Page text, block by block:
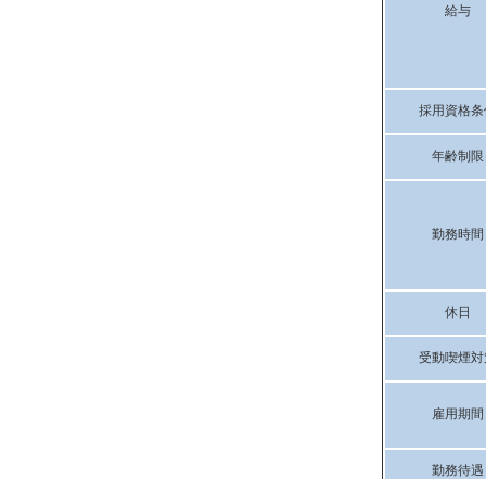
給与
採用資格条
年齢制限
勤務時間
休日
受動喫煙対
雇用期間
勤務待遇